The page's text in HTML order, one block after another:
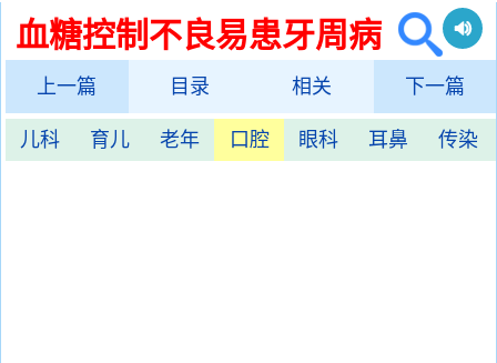
血糖控制不良易患牙周病
上一篇 目录 相关 下一篇
儿科 育儿 老年 口腔 眼科 耳鼻 传染